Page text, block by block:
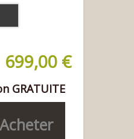
699,00 €
GRATUITE
Acheter